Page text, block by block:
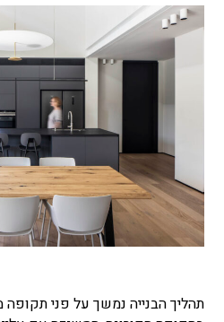
תהליך הבנייה נמשך על פני